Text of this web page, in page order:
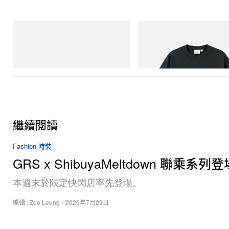
繼續閱讀
Fashion 時裝
GRS x ShibuyaMeltdown 聯乘系列登
本週末於限定快閃店率先登場。
編輯 :Zoe Leung / 2026年7月23日